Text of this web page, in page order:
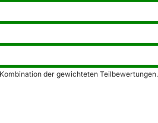
der gewichteten Teilbewertungen.